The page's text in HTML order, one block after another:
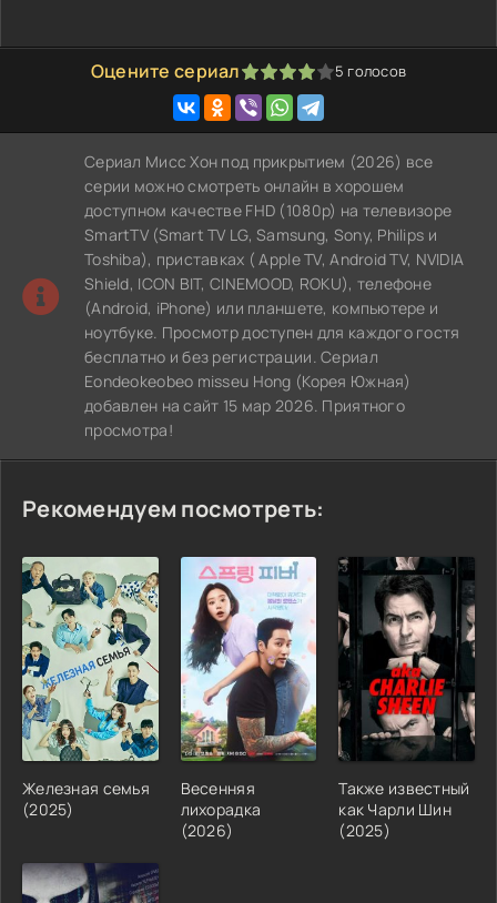
Оцените сериал
1 2 3 4 5 5 голосов
Сериал Мисс Хон под прикрытием (2026) все
серии можно смотреть онлайн в хорошем
доступном качестве FHD (1080p) на телевизоре
SmartTV (Smart TV LG, Samsung, Sony, Philips и
Toshiba), приставках ( Apple TV, Android TV, NVIDIA
Shield, ICON BIT, CINEMOOD, ROKU), телефоне
(Android, iPhone) или планшете, компьютере и
ноутбуке. Просмотр доступен для каждого гостя
бесплатно и без регистрации. Сериал
Eondeokeobeo misseu Hong (Корея Южная)
добавлен на сайт 15 мар 2026. Приятного
просмотра!
Рекомендуем посмотреть:
Железная семья
(2025)
Весенняя
лихорадка
(2026)
Также известный
как Чарли Шин
(2025)